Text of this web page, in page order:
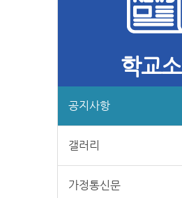
학교
공지사항
갤러리
가정통신문